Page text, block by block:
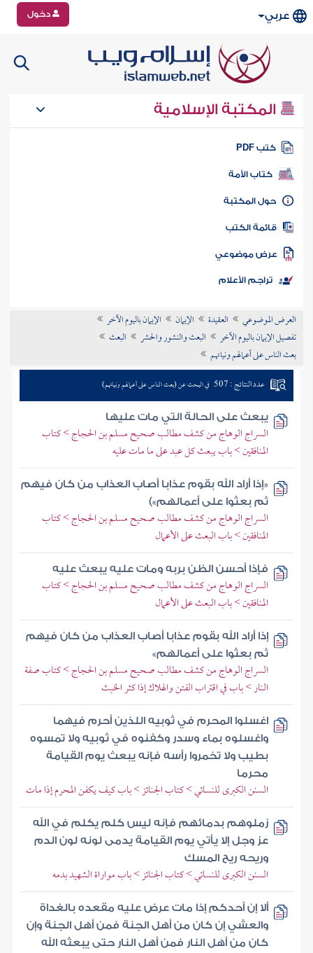
عربي دخول
المكتبة الإسلامية
كتب PDF
كتاب الأمة
المكتبة
الكتب
موضوعي
تراجم الأعلام
العرض الموضوعي العقيدة الإيمان
الإيمان باليوم الآخر
تفصيل الإيمان باليوم الآخر
البعث والنشور والحشر
البعث
بعث الناس على أعمالهم ونياتهم
عدد النتائج : 507 في البحث عن (بعث الناس على أعمالهم ونياتهم)
يبعث على الحالة التي مات عليها
السراج الوهاج من كشف مطالب صحيح مسلم بن الحجاج > كتاب
المنافقين > باب يبعث كل عبد على ما مات عليه
«إذا أراد الله بقوم عذابا أصاب العذاب من كان فيهم
ثم بعثوا على أعمالهم»)
السراج الوهاج من كشف مطالب صحيح مسلم بن الحجاج > كتاب
المنافقين > باب البعث على الأعمال
فإذا أحسن الظن بربه ومات عليه يبعث عليه
السراج الوهاج من كشف مطالب صحيح مسلم بن الحجاج > كتاب
المنافقين > باب البعث على الأعمال
إذا أراد الله بقوم عذابا أصاب العذاب من كان فيهم
ثم بعثوا على أعمالهم»
السراج الوهاج من كشف مطالب صحيح مسلم بن الحجاج > كتاب صفة
النار > باب في اقتراب الفتن والهلاك إذا كثر الخبث
اغسلوا المحرم في ثوبيه اللذين أحرم فيهما
واغسلوه بماء وسدر وكفنوه في ثوبيه ولا تمسوه
بطيب ولا تخمروا رأسه فإنه يبعث يوم القيامة
محرما
السنن الكبرى للنسائي > كتاب الجنائز > باب كيف يكفن المحرم إذا مات
زملوهم بدمائهم فإنه ليس كلم يكلم في الله
عز وجل إلا يأتي يوم القيامة يدمى لونه لون الدم
وريحه ريح المسك
السنن الكبرى للنسائي > كتاب الجنائز > باب مواراة الشهيد بدمه
ألا إن أحدكم إذا مات عرض عليه مقعده بالغداة
والعشي إن كان من أهل الجنة فمن أهل الجنة وإن
كان من أهل النار فمن أهل النار حتى يبعثه الله